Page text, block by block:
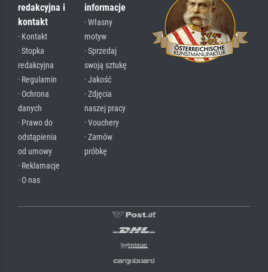
redakcyjna i
kontakt
· Kontakt
· Stopka
redakcyjna
· Regulamin
· Ochrona
danych
· Prawo do
odstąpienia
od umowy
· Reklamacje
· O nas
informacje
· Własny
motyw
· Sprzedaj
swoją sztukę
· Jakość
· Zdjęcia
naszej pracy
· Vouchery
· Zamów
próbkę